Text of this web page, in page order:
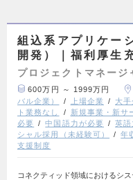
組込系アプリケー
開発）｜福利厚生
プロジェクトマネージ
600万円 ～ 1999万円
バル企業）
上場企業 大手
ト業務なし
新規事業・新サ
必要
中国語力が必要 英語
シャル採用（未経験可）
年
支援制度
コネクティッド領域におけるシ